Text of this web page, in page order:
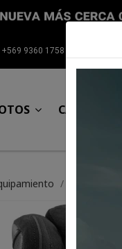
+569 9360 1758
CASCOS
Guante